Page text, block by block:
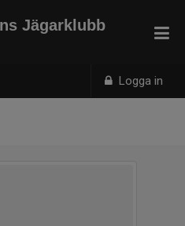
Logga in
Jägarklubb